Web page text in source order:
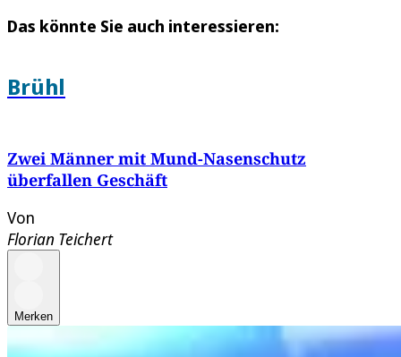
Das könnte Sie auch interessieren:
Brühl
Zwei Männer mit Mund-Nasenschutz
überfallen Geschäft
Von
Florian Teichert
Merken